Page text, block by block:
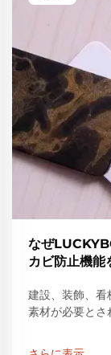
なぜ
カビ防止機能
建設、装飾、看
素材が必要とさ
LUCKYBOND